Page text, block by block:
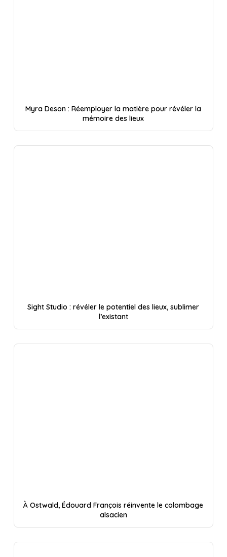
Myra Deson : Réemployer la matière pour révéler la
mémoire des lieux
Sight Studio : révéler le potentiel des lieux, sublimer
l’existant
À Ostwald, Édouard François réinvente le colombage
alsacien